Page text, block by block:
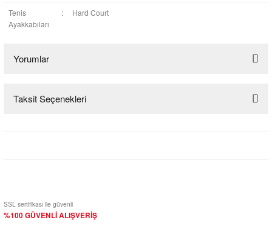
Tenis
Ayakkabıları
: Hard Court
Yorumlar
Bu ürüne ilk yorumu siz yapın!
Taksit Seçenekleri
SSL sertifikası ile güvenli
%100 GÜVENLİ ALIŞVERİŞ